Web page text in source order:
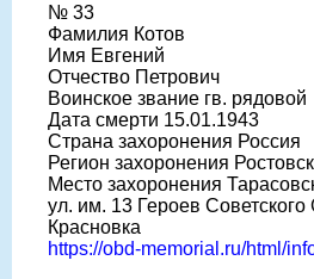
№ 33
Фамилия Котов
Имя Евгений
Отчество Петрович
Воинское звание гв. рядовой
Дата смерти 15.01.1943
Страна захоронения Россия
Регион захоронения
Место захоронения
ул. им. 13 Героев
Красновка
https://obd-memorial.ru/html/